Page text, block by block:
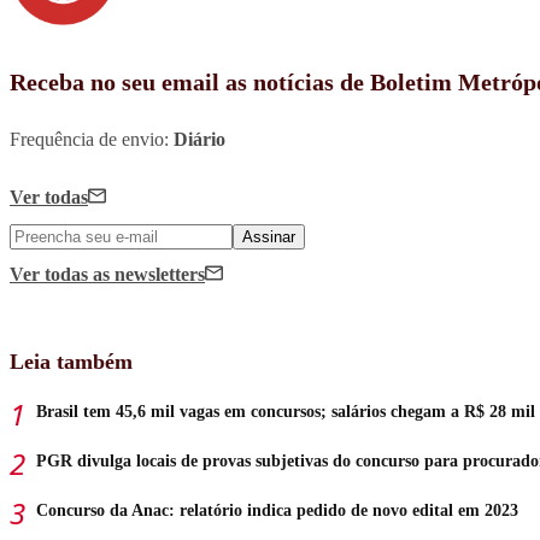
Receba no seu email as notícias de Boletim
Frequência de envio: Diário
Ver todas
Assinar
Ver todas as newsletters
Leia também
Brasil tem 45,6 mil vagas em concursos; salários chegam a R$ 28 mil
PGR divulga locais de provas subjetivas do concurso para
Concurso da Anac: relatório indica pedido de novo edital em 2023